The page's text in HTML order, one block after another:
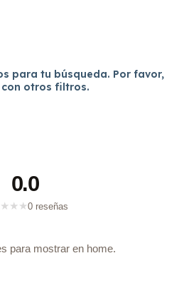
para tu búsqueda. Por favor,
otros filtros.
0.0
★ ★ ★0 reseñas
para mostrar en home.